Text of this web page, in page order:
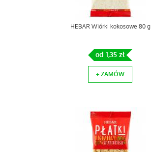
HEBAR Wiórki kokosowe 80 g
od 1,35 zł
+ ZAMÓW